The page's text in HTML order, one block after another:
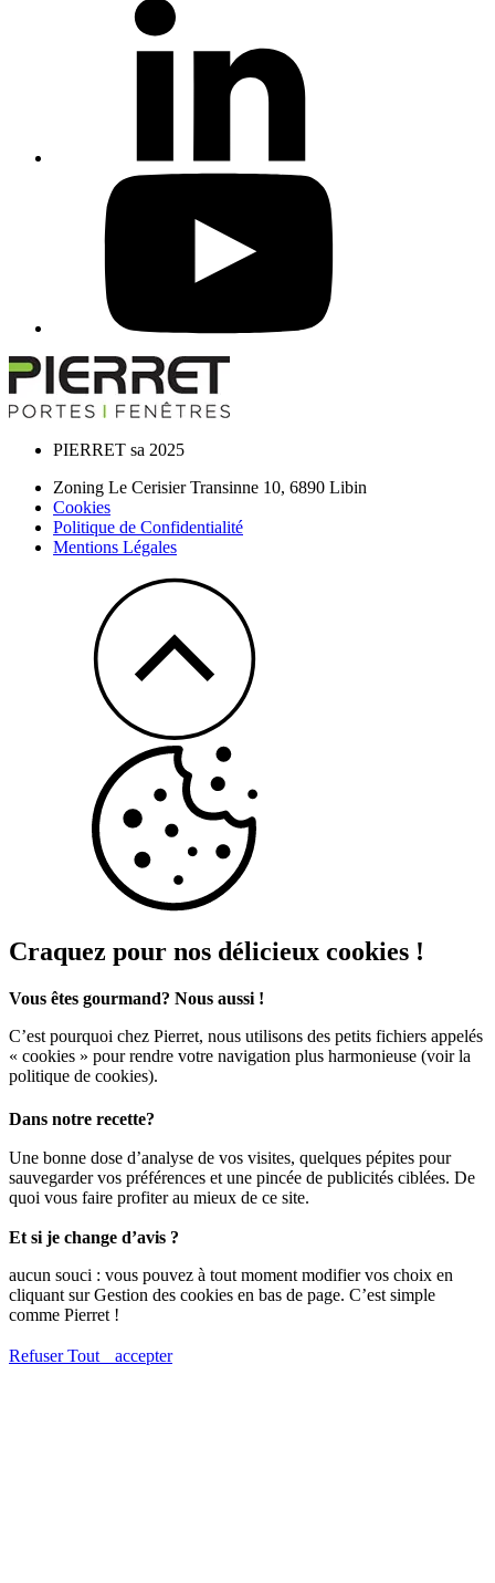
PIERRET sa 2025
Zoning Le Cerisier Transinne 10, 6890 Libin
Cookies
Politique de Confidentialité
Mentions Légales
Craquez pour nos délicieux cookies !
Vous êtes gourmand? Nous aussi !
C’est pourquoi chez Pierret, nous utilisons des petits fichiers appelés
« cookies » pour rendre votre navigation plus harmonieuse (voir la
politique de cookies).
Dans notre recette?
Une bonne dose d’analyse de vos visites, quelques pépites pour
sauvegarder vos préférences et une pincée de publicités ciblées. De
quoi vous faire profiter au mieux de ce site.
Et si je change d’avis ?
aucun souci : vous pouvez à tout moment modifier vos choix en
cliquant sur Gestion des cookies en bas de page. C’est simple
comme Pierret !
RefuserTout accepter